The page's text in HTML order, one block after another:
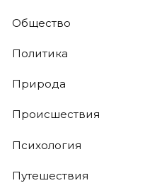
Общество
Политика
Природа
Происшествия
Психология
Путешествия